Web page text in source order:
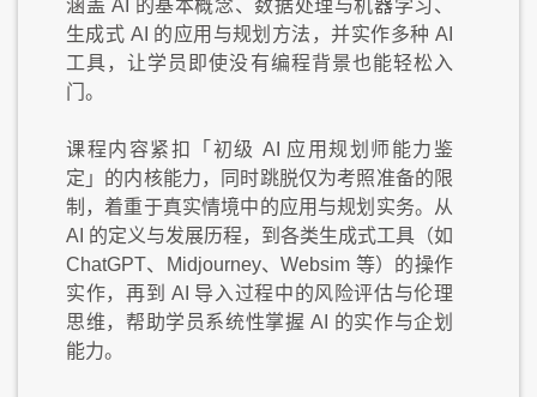
涵盖 AI 的基本概念、数据处理与机器学习、
生成式 AI 的应用与规划方法，并实作多种 AI
工具，让学员即使没有编程背景也能轻松入
门。
课程内容紧扣「初级 AI 应用规划师能力鉴
定」的内核能力，同时跳脱仅为考照准备的限
制，着重于真实情境中的应用与规划实务。从
AI 的定义与发展历程，到各类生成式工具（如
ChatGPT、Midjourney、Websim 等）的操作
实作，再到 AI 导入过程中的风险评估与伦理
思维，帮助学员系统性掌握 AI 的实作与企划
能力。